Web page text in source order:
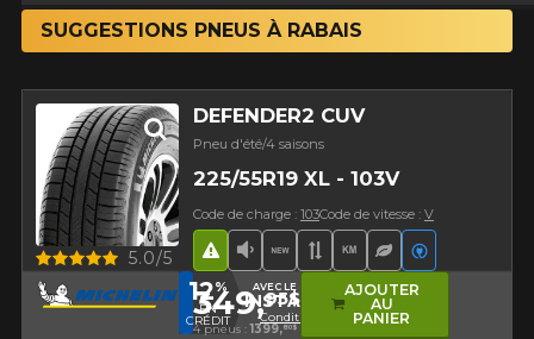
SUGGESTIONS PNEUS À RABAIS
DEFENDER2 CUV
Pneu d'été/4 saisons
225/55R19 XL - 103V
Code de charge : 103Code de vitesse : V
Faible niveau sonore
Nouveau produit
Bande de roulement
Haut kilométrage
Pneu
Hasard routier Véhicules
Aperçu 5.0/5
12%
EN
CRÉDIT
AVEC LE CODE
INSTALL12
Conditions
349,95$
4 pneus : 1399,80$
AJOUTER
AU
PANIER